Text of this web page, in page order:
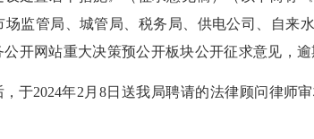
监管局、城管局、税务局、供电公司、自来
开网站重大决策预公开板块公开征求意见，逾
，于2024年2月8日送我局聘请的法律顾问律师